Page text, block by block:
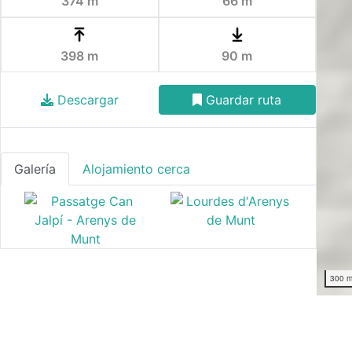
300
398 m 90 m
Descargar Guardar ruta
Galería Alojamiento cerca